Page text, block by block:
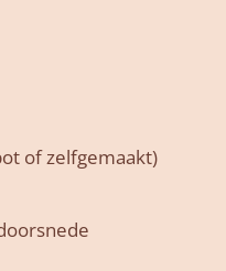
of zelfgemaakt)